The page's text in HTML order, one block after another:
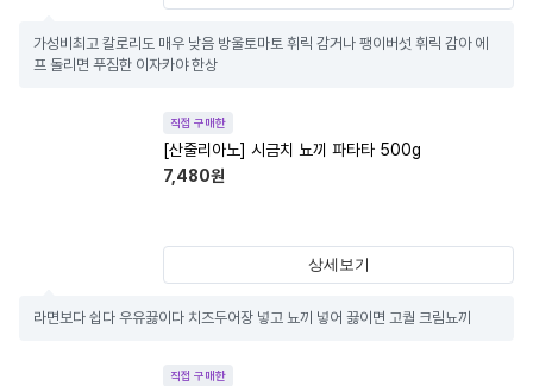
가성비최고 칼로리도 매우 낮음 방울토마토 휘릭 감거나 팽이버섯 휘릭 감아 에
프 돌리면 푸짐한 이자카야 한상
직접 구매한
[산줄리아노] 시금치 뇨끼 파타타 500g
7,480원
상세보기
라면보다 쉽다 우유끓이다 치즈두어장 넣고 뇨끼 넣어 끓이면 고퀄 크림뇨끼
직접 구매한